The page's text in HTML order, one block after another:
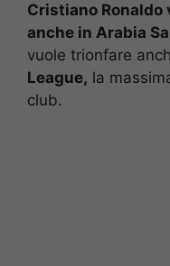
Cristiano Ronaldo
anche in Arabia
vuole trionfare
League, la
club.